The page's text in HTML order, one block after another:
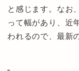
と感じます。なお
って幅があり、近
われるので、最新